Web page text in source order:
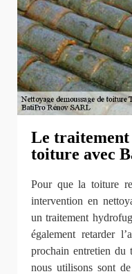
Le traitement
toiture avec
Pour que la toiture
intervention en
un traitement
également retarder
prochain entretien du
nous utilisons sont